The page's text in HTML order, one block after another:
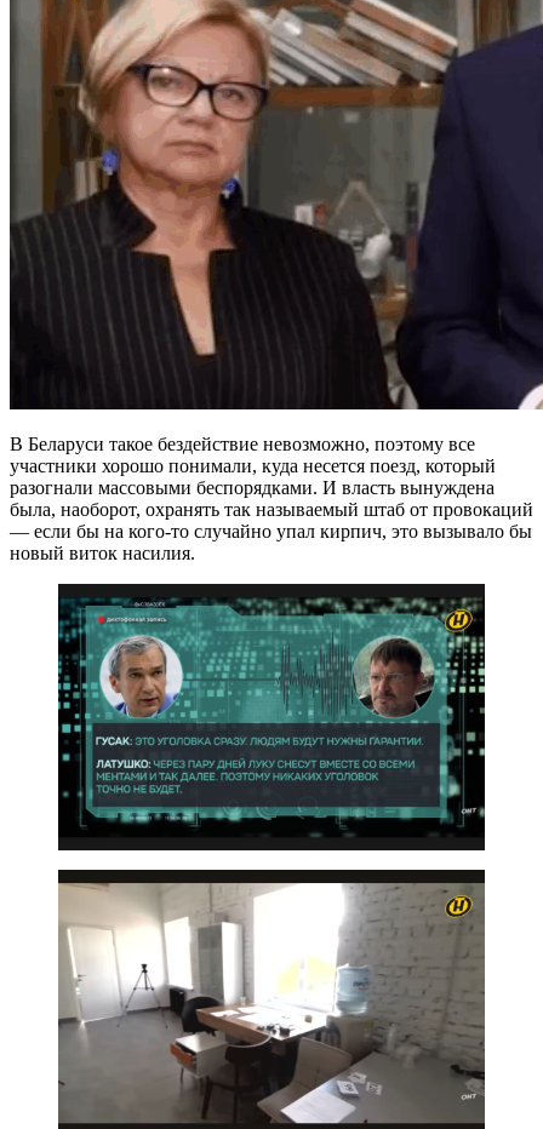
В Беларуси такое бездействие невозможно, поэтому все
участники хорошо понимали, куда несется поезд, который
разогнали массовыми беспорядками. И власть вынуждена
была, наоборот, охранять так называемый штаб от провокаций
— если бы на кого-то случайно упал кирпич, это вызывало бы
новый виток насилия.